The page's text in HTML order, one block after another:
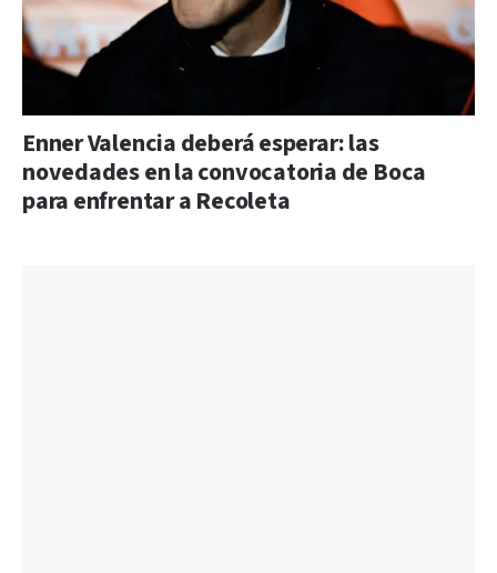
Enner Valencia deberá esperar: las
novedades en la convocatoria de Boca
para enfrentar a Recoleta